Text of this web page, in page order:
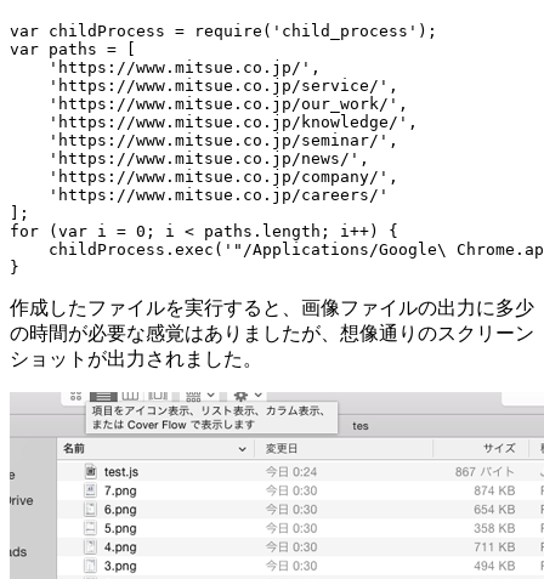
var childProcess = require('child_process');
var paths = [
    'https://www.mitsue.co.jp/',
    'https://www.mitsue.co.jp/service/',
    'https://www.mitsue.co.jp/our_work/',
    'https://www.mitsue.co.jp/knowledge/',
    'https://www.mitsue.co.jp/seminar/',
    'https://www.mitsue.co.jp/news/',
    'https://www.mitsue.co.jp/company/',
    'https://www.mitsue.co.jp/careers/'
];
for (var i = 0; i < paths.length; i++) {
childProcess.exec('"/Applications/Google\
}
作成したファイルを実行すると、画像ファイルの出力に多少
の時間が必要な感覚はありましたが、想像通りのスクリーン
ショットが出力されました。